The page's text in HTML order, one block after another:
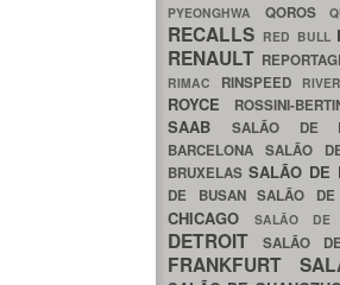
PYEONGHWA QOROS
RECALLS RED BULL
RENAULT
RIMAC RINSPEED
ROYCE
ROSSINI-
SAAB SALÃO DE
BARCELONA SALÃO
BRUXELAS SALÃO DE
DE BUSAN SALÃO DE
CHICAGO
SALÃO
DETROIT
SALÃO
FRANKFURT